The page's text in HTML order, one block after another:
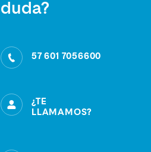
duda?
57 601 7056600
¿TE
LLAMAMOS?